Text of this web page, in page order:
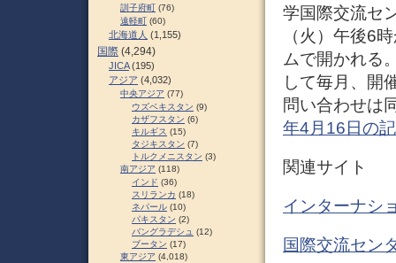
学国際交流セ
（火）午後6
ムで開かれる
して毎月、開
問い合わせは
年4月16日の
関連サイト
インターナシ
国際交流セン
訓子府町 (76)
遠軽町 (60)
北海道人 (1,155)
国際 (4,294)
JICA(195)
アジア (4,032)
中央アジア (77)
ウズベキスタン (9)
カザフスタン (6)
キルギス (15)
タジキスタン (7)
トルクメニスタン (3)
南アジア (118)
インド (36)
スリランカ (18)
ネパール (10)
パキスタン (2)
バングラデシュ (12)
ブータン (17)
東アジア (4,018)